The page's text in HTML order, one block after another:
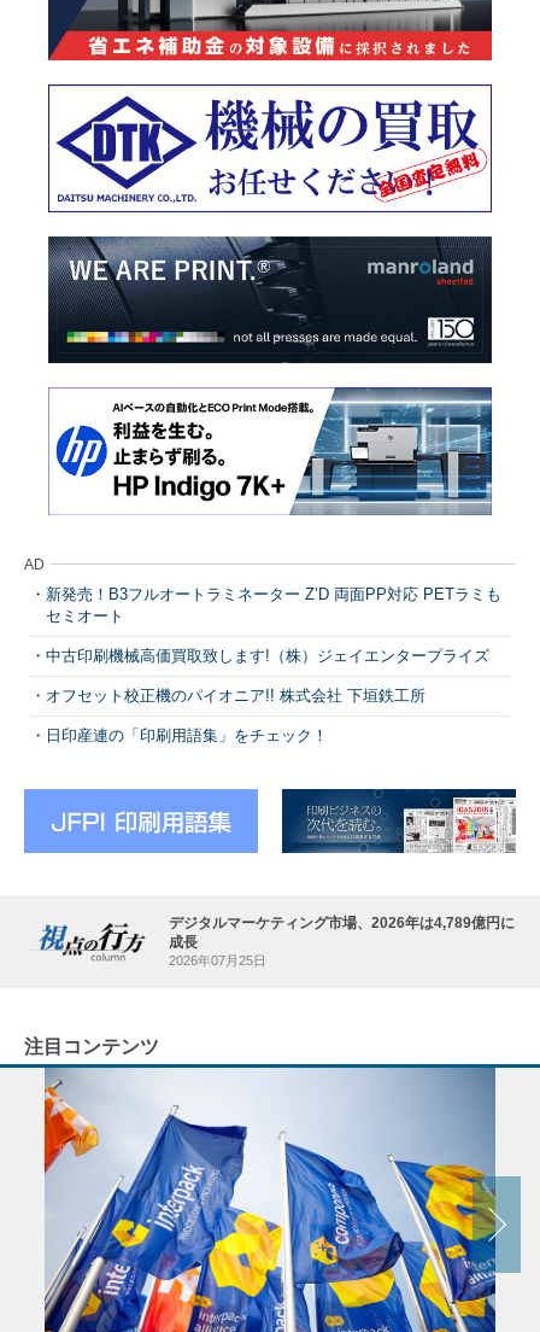
AD
新発売！B3フルオートラミネーター Z’D 両面PP対応 PETラミも
セミオート
中古印刷機械高価買取致します!（株）ジェイエンタープライズ
オフセット校正機のパイオニア!! 株式会社 下垣鉄工所
日印産連の「印刷用語集」をチェック！
デジタルマーケティング市場、2026年は4,789億円に
成長
2026年07月25日
注目コンテンツ